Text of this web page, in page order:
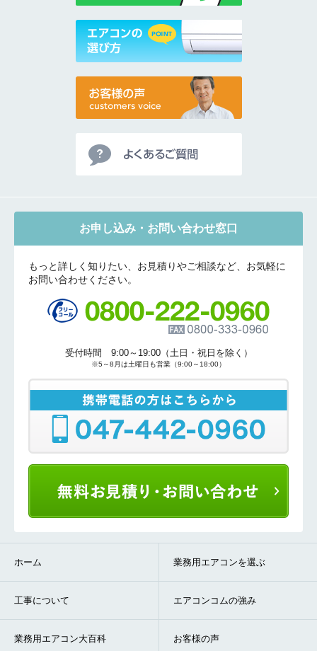
お申し込み・お問い合わせ窓口
もっと詳しく知りたい、お見積りやご相談など、お気軽に
お問い合わせください。
受付時間 9:00～19:00（土日・祝日を除く）
※5～8月は土曜日も営業（9:00～18:00）
ホーム 業務用エアコンを選ぶ
工事について エアコンコムの強み
業務用エアコン大百科 お客様の声